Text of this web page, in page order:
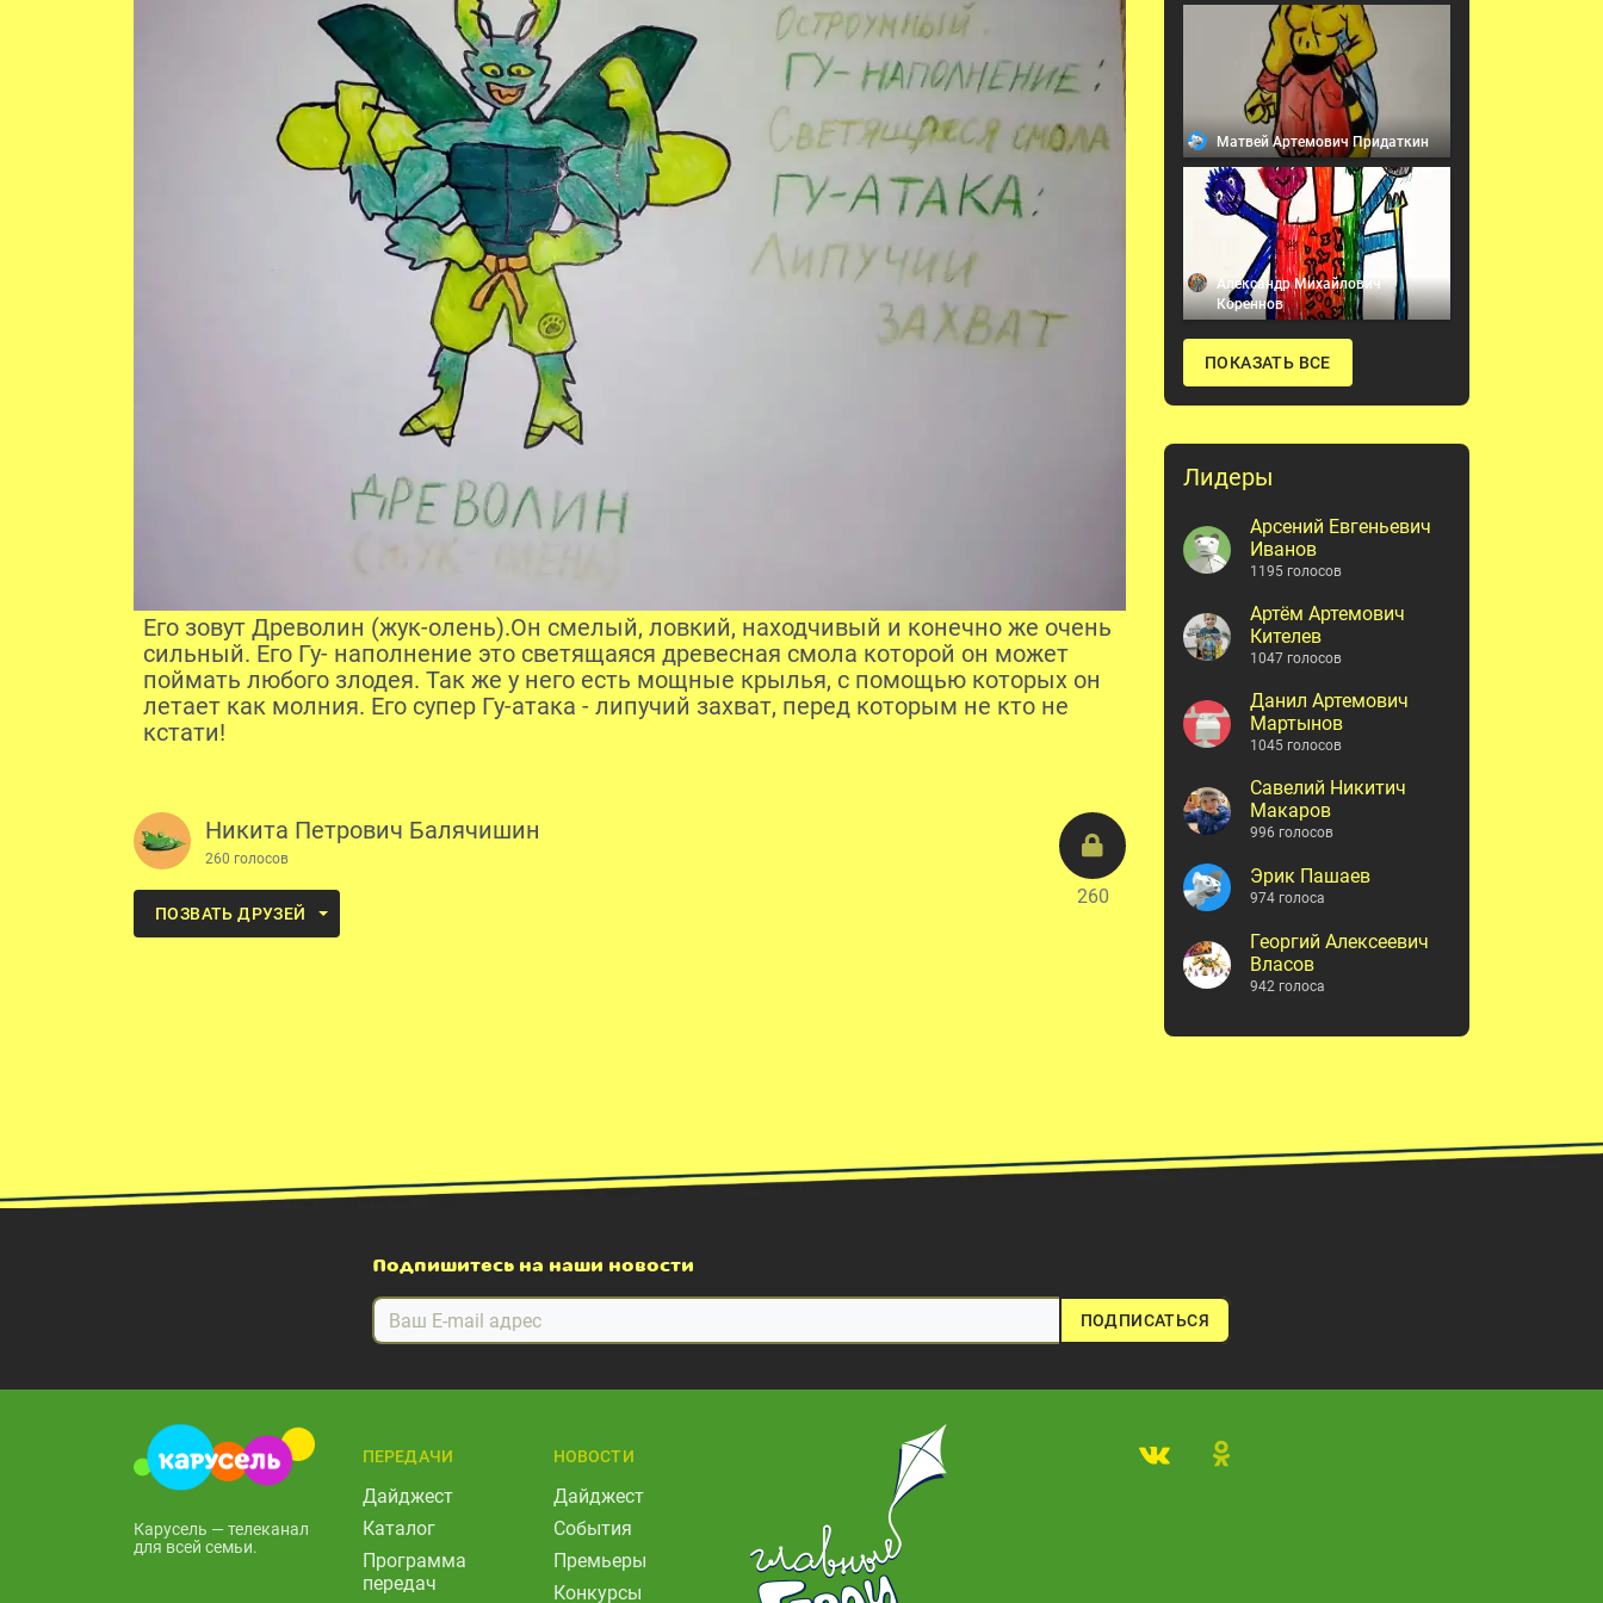
Его зовут Древолин (жук-олень).Он смелый, ловкий, находчивый и конечно же очень
сильный. Его Гу- наполнение это светящаяся древесная смола которой он может
поймать любого злодея. Так же у него есть мощные крылья, с помощью которых он
летает как молния. Его супер Гу-атака - липучий захват, перед которым не кто не
кстати!
260
Никита Петрович Балячишин
260 голосов
ПОЗВАТЬ ДРУЗЕЙ
Матвей Артемович Придаткин
Александр Михайлович
Кореннов
ПОКАЗАТЬ ВСЕ
Лидеры
Арсений Евгеньевич
Иванов
1195 голосов
Артём Артемович
Кителев
1047 голосов
Данил Артемович
Мартынов
1045 голосов
Савелий Никитич
Макаров
996 голосов
Эрик Пашаев
974 голоса
Георгий Алексеевич
Власов
942 голоса
Подпишитесь на наши новости
ПОДПИСАТЬСЯ
Карусель — телеканал
для всей семьи.
ПЕРЕДАЧИ
Дайджест
Каталог
Программа
передач
НОВОСТИ
Дайджест
События
Премьеры
Конкурсы